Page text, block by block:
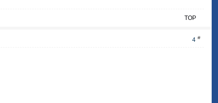
TOP
4 #